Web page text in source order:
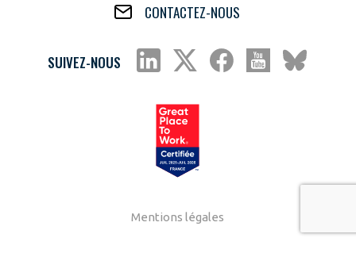
CONTACTEZ-NOUS
SUIVEZ-NOUS
Mentions légales